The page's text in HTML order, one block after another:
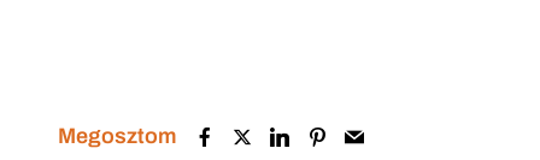
Megosztom